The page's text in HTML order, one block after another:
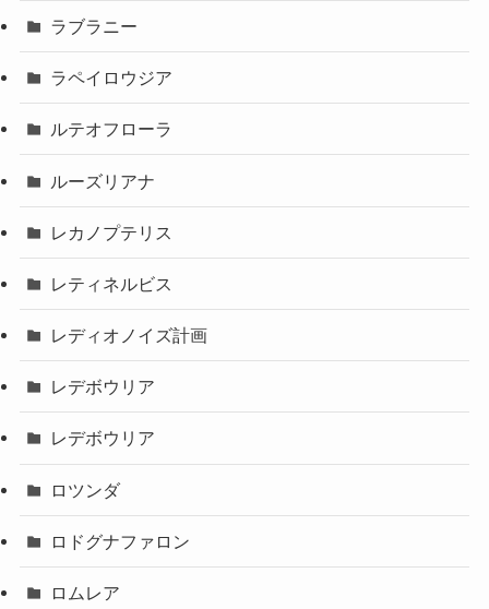
ラブラニー
ラペイロウジア
ルテオフローラ
ルーズリアナ
レカノプテリス
レティネルビス
レディオノイズ計画
レデボウリア
レデボウリア
ロツンダ
ロドグナファロン
ロムレア